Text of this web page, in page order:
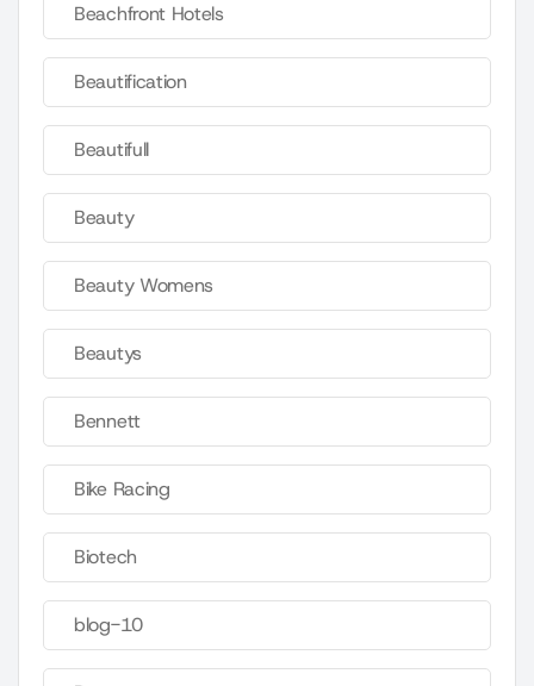
Beachfront Hotels
Beautification
Beautifull
Beauty
Beauty Womens
Beautys
Bennett
Bike Racing
Biotech
blog-10